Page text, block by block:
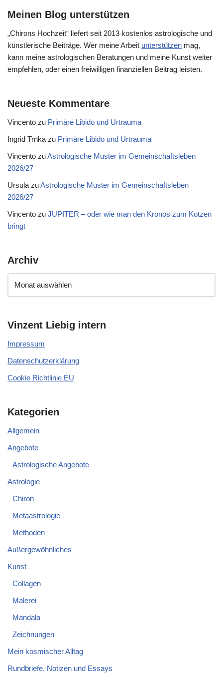
Meinen Blog unterstützen
„Chirons Hochzeit“ liefert seit 2013 kostenlos astrologische und
künstlerische Beiträge. Wer meine Arbeit unterstützen mag,
kann meine astrologischen Beratungen und meine Kunst weiter
empfehlen, oder einen freiwilligen finanziellen Beitrag leisten.
Neueste Kommentare
Vincento zu Primäre Libido und Urtrauma
Ingrid Trnka zu Primäre Libido und Urtrauma
Vincento zuAstrologische Muster im Gemeinschaftsleben
2026/27
Ursula zuAstrologische Muster im Gemeinschaftsleben
2026/27
Vincento zu JUPITER – oder wie man den Kronos zum Kotzen
bringt
Archiv
Vinzent Liebig intern
Impressum
Datenschutzerklärung
Cookie Richtlinie EU
Kategorien
Allgemein
Angebote
Astrologische Angebote
Astrologie
Chiron
Metaastrologie
Methoden
Außergewöhnliches
Kunst
Collagen
Malerei
Mandala
Zeichnungen
Mein kosmischer Alltag
Rundbriefe, Notizen und Essays